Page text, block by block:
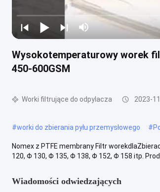
Wysokotemperaturowy worek
450-600GSM
Worki filtrujące do odpylacza 2023-
#worki do zbierania pyłu przemysłowego #
Nomex z PTFE membrany Filtr
120, Φ 130, Φ 135, Φ 138, Φ 152, Φ 158 itp.
Wiadomości odwiedzających